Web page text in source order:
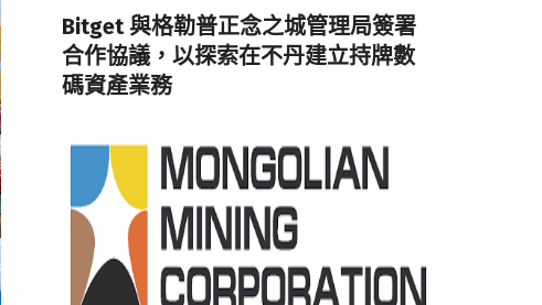
Bitget 與格勒普正念之城管理局簽署
合作協議，以探索在不丹建立持牌數
碼資產業務